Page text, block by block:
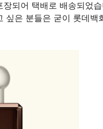
되어 택배로 배송되었
싶은 분들은 굳이 롯데